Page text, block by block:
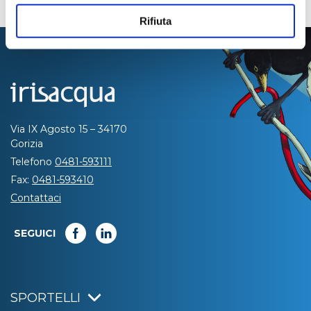
Rifiuta
Via IX Agosto 15 – 34170
Gorizia
Telefono 0481-593111
Fax: 0481-593410
Contattaci
SEGUICI
SPORTELLI